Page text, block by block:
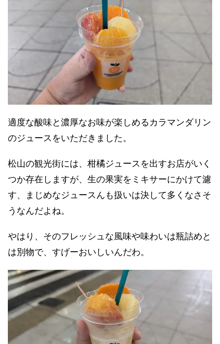
適度な酸味と濃厚なお味が楽しめるカラマンダリン
のジュースをいただきました。
松山の観光街には、柑橘ジュースを出すお店がいく
つか存在しますが、生の果実をミキサーにかけて濾
す、まじめなジュースんも扱いは決して多くなさそ
うなんだよね。
やはり、そのフレッシュな風味や味わいは瓶詰めと
は別物で、すげーおいしいんだわ。